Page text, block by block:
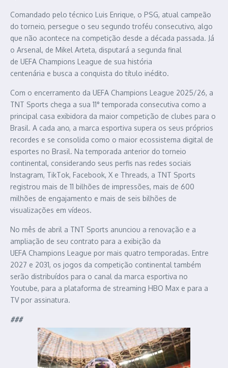
Comandado pelo técnico Luis Enrique, o PSG, atual campeão
do torneio, persegue o seu segundo troféu consecutivo, algo
que não acontece na competição desde a década passada. Já
o Arsenal, de Mikel Arteta, disputará a segunda final
de UEFA Champions League de sua história
centenária e busca a conquista do título inédito.
Com o encerramento da UEFA Champions League 2025/26, a
TNT Sports chega a sua 11° temporada consecutiva como a
principal casa exibidora da maior competição de clubes para o
Brasil. A cada ano, a marca esportiva supera os seus próprios
recordes e se consolida como o maior ecossistema digital de
esportes no Brasil. Na temporada anterior do torneio
continental, considerando seus perfis nas redes sociais
Instagram, TikTok, Facebook, X e Threads, a TNT Sports
registrou mais de 11 bilhões de impressões, mais de 600
milhões de engajamento e mais de seis bilhões de
visualizações em vídeos.
No mês de abril a TNT Sports anunciou a renovação e a
ampliação de seu contrato para a exibição da
UEFA Champions League por mais quatro temporadas. Entre
2027 e 2031, os jogos da competição continental também
serão distribuídos para o canal da marca esportiva no
Youtube, para a plataforma de streaming HBO Max e para a
TV por assinatura.
###